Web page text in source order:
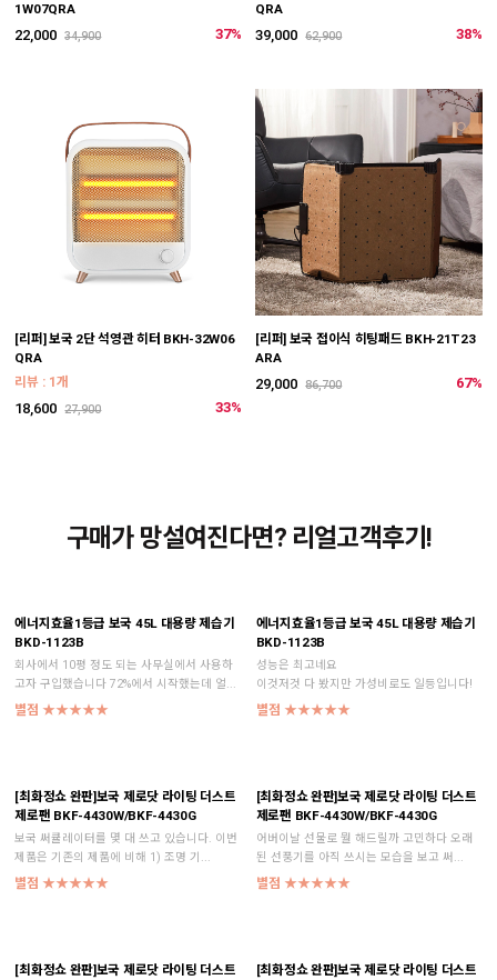
1W07QRA
22,000 34,900 37%
QRA
39,000 62,900 38%
[리퍼] 보국 2단 석영관 히터 BKH-32W06
QRA
리뷰 : 1개
18,600 27,900 33%
[리퍼] 보국 접이식 히팅패드 BKH-21T23
ARA
29,000 86,700 67%
구매가 망설여진다면? 리얼고객후기!
에너지효율1등급 보국 45L 대용량 제습기
BKD-1123B
회사에서 10평 정도 되는 사무실에서 사용하
고자 구입했습니다 72%에서 시작했는데 얼...
별점 ★★★★★
에너지효율1등급 보국 45L 대용량 제습기
BKD-1123B
성능은 최고네요
이것저것 다 봤지만 가성비로도 일등입니다!
별점 ★★★★★
[최화정쇼 완판]보국 제로닷 라이팅 더스트
제로팬 BKF-4430W/BKF-4430G
보국 써큘레이터를 몇 대 쓰고 있습니다. 이번
제품은 기존의 제품에 비해 1) 조명 기...
별점 ★★★★★
[최화정쇼 완판]보국 제로닷 라이팅 더스트
제로팬 BKF-4430W/BKF-4430G
어버이날 선물로 뭘 해드릴까 고민하다 오래
된 선풍기를 아직 쓰시는 모습을 보고 써...
별점 ★★★★★
[최화정쇼 완판]보국 제로닷 라이팅 더스트
[최화정쇼 완판]보국 제로닷 라이팅 더스트